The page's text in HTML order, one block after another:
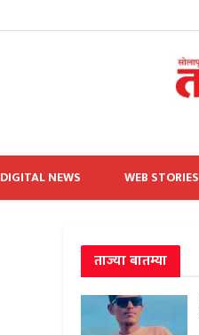
DIGITAL NEWS WEB STORIES
ताज्या बातम्या